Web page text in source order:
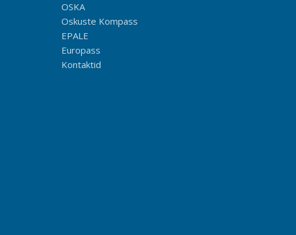
OSKA
Oskuste Kompass
EPALE
Europass
Kontaktid